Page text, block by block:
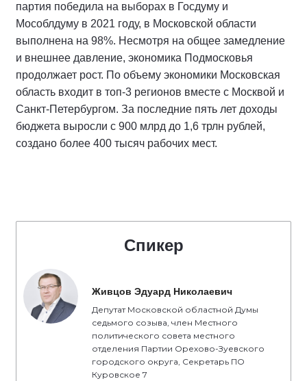
партия победила на выборах в Госдуму и
Мособлдуму в 2021 году, в Московской области
выполнена на 98%. Несмотря на общее замедление
и внешнее давление, экономика Подмосковья
продолжает рост. По объему экономики Московская
область входит в топ-3 регионов вместе с Москвой и
Санкт-Петербургом. За последние пять лет доходы
бюджета выросли с 900 млрд до 1,6 трлн рублей,
создано более 400 тысяч рабочих мест.
Спикер
Живцов Эдуард Николаевич
Депутат Московской областной Думы
седьмого созыва, член Местного
политического совета местного
отделения Партии Орехово-Зуевского
городского округа, Секретарь ПО
Куровское 7